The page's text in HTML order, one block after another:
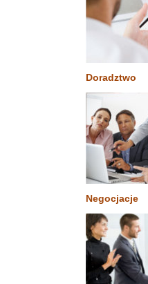
Doradztwo
Negocjacje